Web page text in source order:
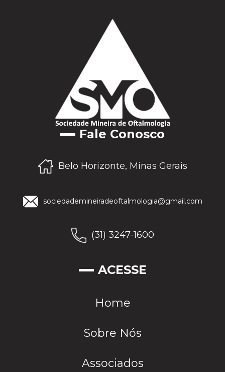
Fale Conosco
Belo Horizonte, Minas Gerais
sociedademineiradeoftalmologia@gmail.com
(31) 3247-1600
ACESSE
Home
Sobre Nós
Associados